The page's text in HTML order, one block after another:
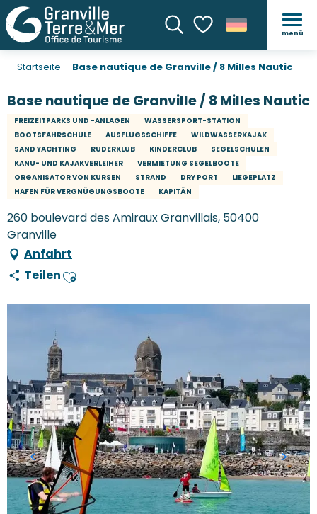
SucheVoir les favoris
menü
Startseite Base nautique de Granville / 8 Milles Nautic
Base nautique de Granville / 8 Milles Nautic
FREIZEITPARKS UND -ANLAGEN
WASSERSPORT-STATION
BOOTSFAHRSCHULE
AUSFLUGSSCHIFFE
WILDWASSERKAJAK
SAND YACHTING
RUDERKLUB KINDERCLUB
SEGELSCHULEN
KANU- UND KAJAKVERLEIHER
VERMIETUNG SEGELBOOTE
ORGANISATOR VON KURSEN
STRAND DRY PORT
LIEGEPLATZ
HAFEN FÜR VERGNÜGUNGSBOOTE
KAPITÄN
260 boulevard des Amiraux Granvillais, 50400
Granville
Anfahrt
TeilenAjouter aux favoris